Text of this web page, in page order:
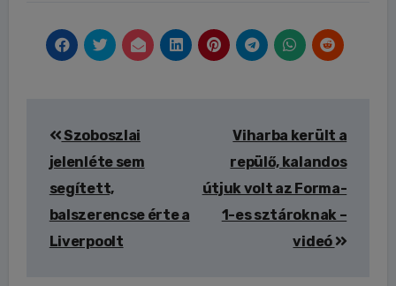
navigáció
Szoboszlai
jelenléte sem
segített,
balszerencse érte a
Liverpoolt
Viharba került a
repülő, kalandos
útjuk volt az Forma-
1-es sztároknak –
videó